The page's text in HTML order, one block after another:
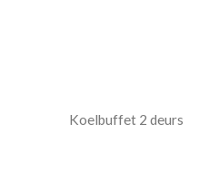
Koelbuffet 2 deurs